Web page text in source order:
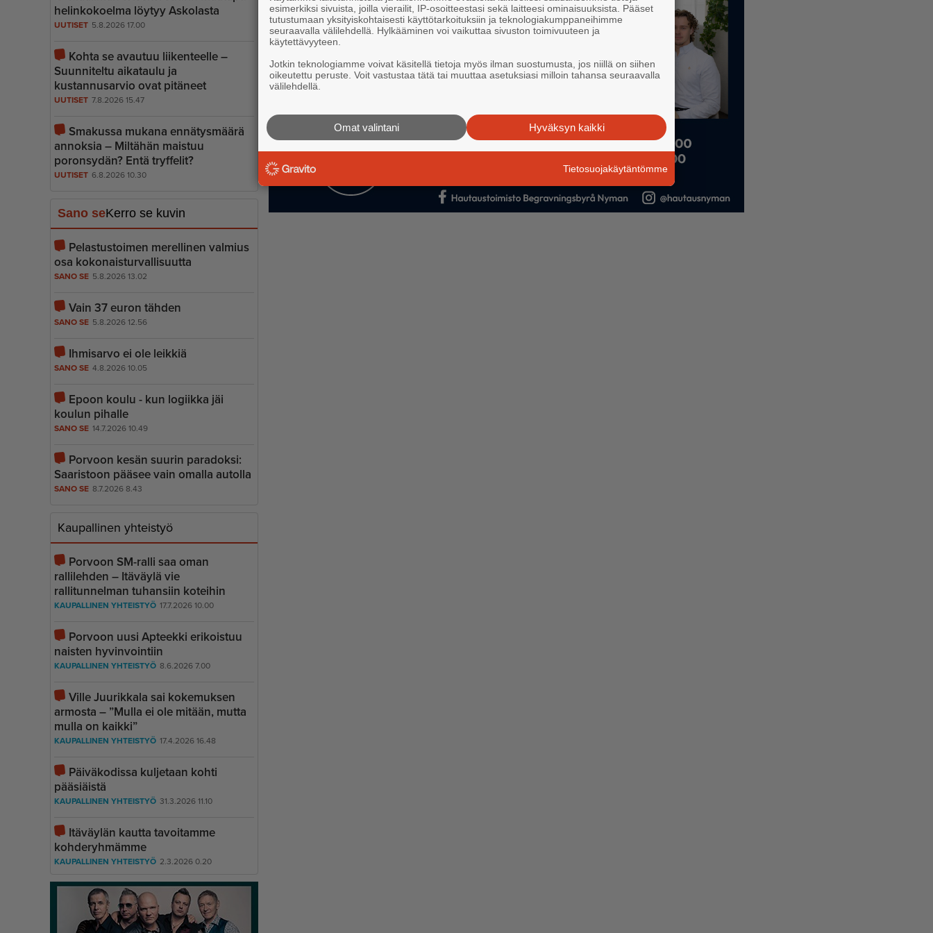
he­lin­ko­koelma löytyy Askolasta
UUTISET 5.8.2026 17.00
Kohta se avautuu liikenteelle –
Suunniteltu aikataulu ja
kustannusarvio ovat pitäneet
UUTISET 7.8.2026 15.47
Smakussa mukana ennätysmäärä
annoksia – Miltähän maistuu
poronsydän? Entä tryffelit?
UUTISET 6.8.2026 10.30
Sano seKerro se kuvin
Pelastustoimen merellinen valmius
osa kokonais­tur­val­li­suutta
SANO SE 5.8.2026 13.02
Vain 37 euron tähden
SANO SE 5.8.2026 12.56
Ihmisarvo ei ole leikkiä
SANO SE 4.8.2026 10.05
Epoon koulu - kun logiikka jäi
koulun pihalle
SANO SE 14.7.2026 10.49
Porvoon kesän suurin paradoksi:
Saaristoon pääsee vain omalla autolla
SANO SE 8.7.2026 8.43
Kaupallinen yhteistyö
Porvoon SM-ralli saa oman
rallilehden – Itäväylä vie
rallitunnelman tuhansiin koteihin
KAUPALLINEN YHTEISTYÖ 17.7.2026 10.00
Porvoon uusi Apteekki erikoistuu
naisten hyvinvointiin
KAUPALLINEN YHTEISTYÖ 8.6.2026 7.00
Ville Juurikkala sai kokemuksen
armosta – ”Mulla ei ole mitään, mutta
mulla on kaikki”
KAUPALLINEN YHTEISTYÖ 17.4.2026 16.48
Päiväkodissa kuljetaan kohti
pääsiäistä
KAUPALLINEN YHTEISTYÖ 31.3.2026 11.10
Itäväylän kautta tavoitamme
kohderyhmämme
KAUPALLINEN YHTEISTYÖ 2.3.2026 0.20
esimerkiksi sivuista, joilla vierailit, IP-osoitteestasi sekä laitteesi ominaisuuksista. Pääset
tutustumaan yksityiskohtaisesti käyttötarkoituksiin ja teknologiakumppaneihimme
seuraavalla välilehdellä. Hylkääminen voi vaikuttaa sivuston toimivuuteen ja
käytettävyyteen.
Jotkin teknologiamme voivat käsitellä tietoja myös ilman suostumusta, jos niillä on siihen
oikeutettu peruste. Voit vastustaa tätä tai muuttaa asetuksiasi milloin tahansa seuraavalla
välilehdellä.
Hyväksyn kaikki
Omat valintani
Tietosuojakäytäntömme